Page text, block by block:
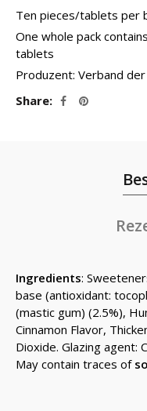
Ten pieces/tablets per
One whole pack
tablets
Produzent: Verband
Share
Ingredients:
base (antioxidant:
(mastic gum) (2.5%),
Cinnamon Flavor,
Dioxide. Glazing agent:
May contain traces of